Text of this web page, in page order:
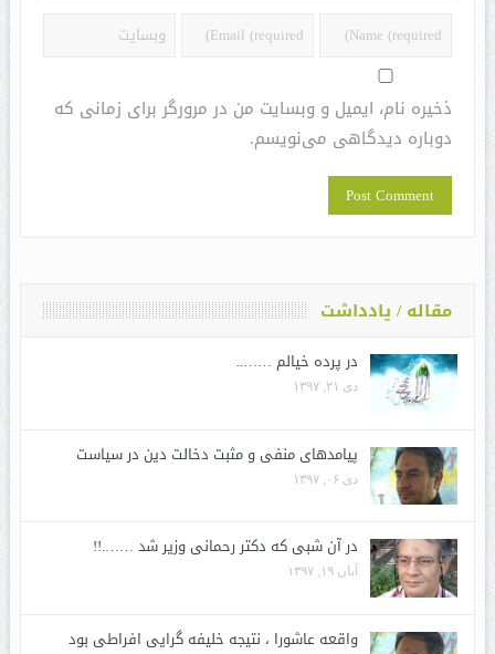
ذخیره نام، ایمیل و وبسایت من در مرورگر برای زمانی که
دوباره دیدگاهی می‌نویسم.
مقاله / یادداشت
در پرده خیالم ……..
دی ۲۱, ۱۳۹۷
پیامدهای منفی و مثبت دخالت دین در سیاست
دی ۰۶, ۱۳۹۷
در آن شبی که دکتر رحمانی وزیر شد …….!!
آبان ۱۹, ۱۳۹۷
واقعه عاشورا ، نتیجه خلیفه گرایی افراطی بود